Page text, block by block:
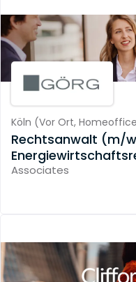
Köln (Vor Ort,
Rechtsanwalt (m/
Associates